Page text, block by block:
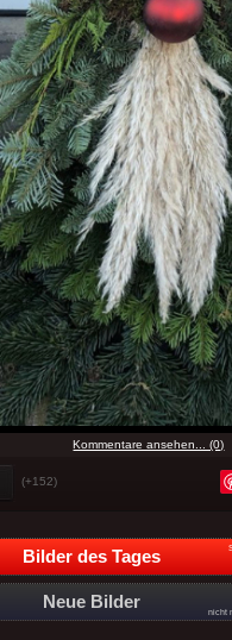
Kommentare ansehen... (0)
(+152)
Bilder des Tages
Neue Bilder
nicht